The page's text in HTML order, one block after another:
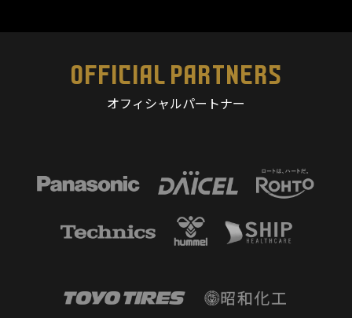
OFFICIAL PARTNERS
オフィシャルパートナー